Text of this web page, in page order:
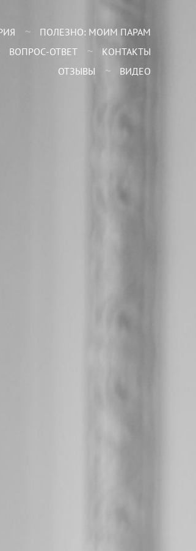
ПОЛЕЗНО: МОИМ ПАРАМ
ВОПРОС-ОТВЕТ
КОНТАКТЫ
ОТЗЫВЫ
ВИДЕО